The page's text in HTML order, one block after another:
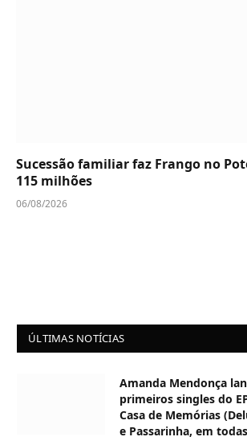
Sucessão familiar faz Frango no
115 milhões
06/08/2026
ÚLTIMAS NOTÍCIAS
Amanda Mendonça
primeiros singles do
Casa de Memórias
e Passarinha, em